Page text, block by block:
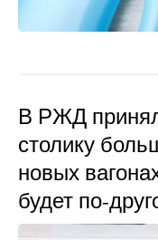
В РЖД
столику
новых
будет по-